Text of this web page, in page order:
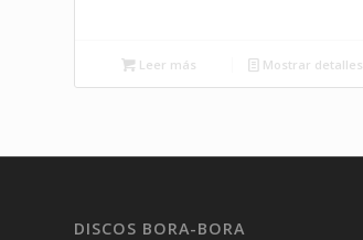
Leer más Mostrar detalles
DISCOS BORA-BORA